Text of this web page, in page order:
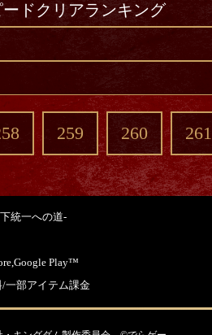
ドクリアランキング
259 260 261
統一への道-
Play™
一部アイテム課金